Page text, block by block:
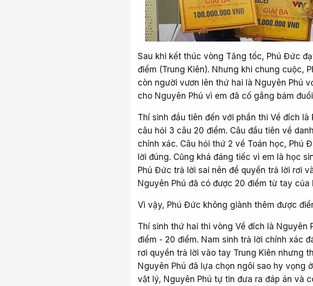
Sau khi kết thúc vòng Tăng tốc, Phú Đức
điểm (Trung Kiên). Nhưng khi chung cuộc,
còn người vươn lên thứ hai là Nguyên Phú
cho Nguyên Phú vì em đã cố gắng bám
Thí sinh đầu tiên đến với phần thi Về đích
câu hỏi 3 câu 20 điểm. Câu đầu tiên về
chính xác. Câu hỏi thứ 2 về Toán học, Phú
lời đúng. Cũng khá đáng tiếc vì em là học
Phú Đức trả lời sai nên để quyền trả lời rơi
Nguyên Phú đã có được 20 điểm từ tay của
Vì vậy, Phú Đức không giành thêm được
Thí sinh thứ hai thi vòng Về đích là Nguyên
điểm - 20 điểm. Nam sinh trả lời chính xác
rơi quyền trả lời vào tay Trung Kiên nhưng
Nguyên Phú đã lựa chọn ngôi sao hy vọng
vật lý, Nguyên Phú tự tin đưa ra đáp án và